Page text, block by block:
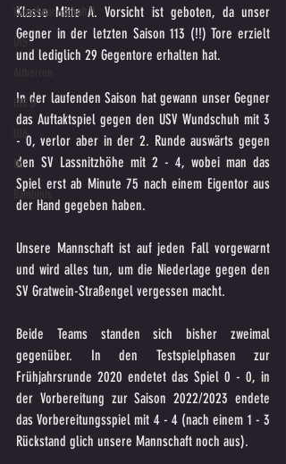
Kampfmannschaft II
U15
U15 B
U16
U6
Bambinis
Klasse Mitte A. Vorsicht ist geboten, da unser
Gegner in der letzten Saison 113 (!!) Tore erzielt
und lediglich 29 Gegentore erhalten hat.
In der laufenden Saison hat gewann unser Gegner
das Auftaktspiel gegen den USV Wundschuh mit 3
- 0, verlor aber in der 2. Runde auswärts gegen
den SV Lassnitzhöhe mit 2 - 4, wobei man das
Spiel erst ab Minute 75 nach einem Eigentor aus
der Hand gegeben haben.
Unsere Mannschaft ist auf jeden Fall vorgewarnt
und wird alles tun, um die Niederlage gegen den
SV Gratwein-Straßengel vergessen macht.
Beide Teams standen sich bisher zweimal
gegenüber. In den Testspielphasen zur
Frühjahrsrunde 2020 endetet das Spiel 0 - 0, in
der Vorbereitung zur Saison 2022/2023 endete
das Vorbereitungsspiel mit 4 - 4 (nach einem 1 - 3
Rückstand glich unsere Mannschaft noch aus).